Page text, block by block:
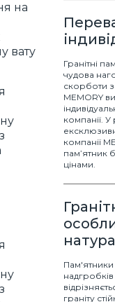
на
вату
Гранітні
чудова
скорботи
MEMORY
компанії. У
компанії
пам’ятник
цінами.
Пам'ятники
граніту